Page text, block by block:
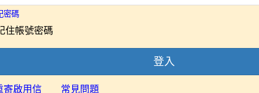
密碼
住帳號密碼
登入
寄啟用信 常見問題